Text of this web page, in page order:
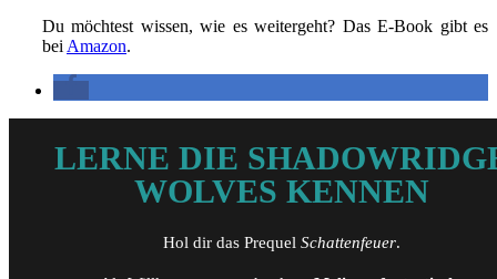
Du möchtest wissen, wie es weitergeht? Das E-Book gibt es
bei Amazon.
LERNE DIE
WOLVES KENNEN
Hol dir das Prequel Schattenfeuer.